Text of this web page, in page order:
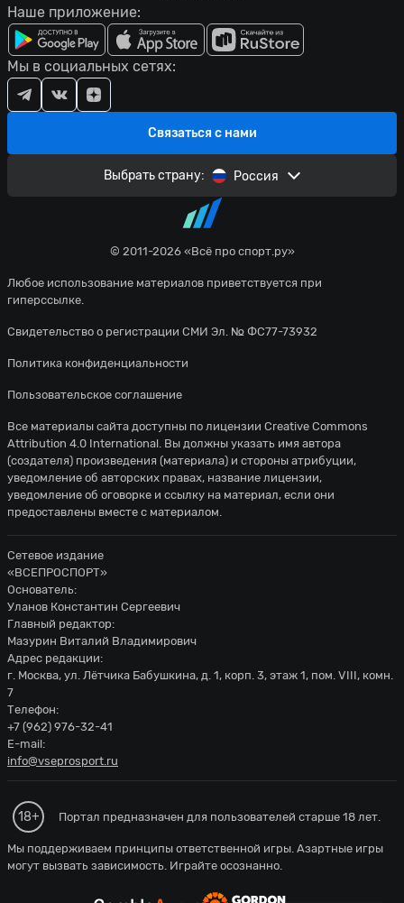
© 2011-2026 «Всё про спорт.ру»
Любое использование материалов приветствуется при
гиперссылке.
Свидетельство о регистрации СМИ Эл. № ФС77-73932
Политика конфиденциальности
Пользовательское соглашение
Наше приложение:
Связаться с нами
Мы в социальных сетях:
Выбрать страну: Россия
Все материалы сайта доступны по лицензии Creative Commons
Attribution 4.0 International. Вы должны указать имя автора
(создателя) произведения (материала) и стороны атрибуции,
уведомление об авторских правах, название лицензии,
уведомление об оговорке и ссылку на материал, если они
предоставлены вместе с материалом.
Сетевое издание
«ВСЕПРОСПОРТ»
Основатель:
Уланов Константин Сергеевич
Главный редактор:
Мазурин Виталий Владимирович
Адрес редакции:
г. Москва, ул. Лётчика Бабушкина, д. 1, корп. 3, этаж 1, пом. VIII, комн.
7
Телефон:
+7 (962) 976-32-41
E-mail:
info@vseprosport.ru
18+ Портал предназначен для пользователей старше 18 лет.
Мы поддерживаем принципы ответственной игры. Азартные игры
могут вызвать зависимость. Играйте осознанно.